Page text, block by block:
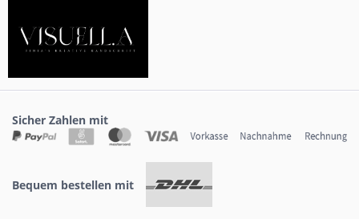
Sicher Zahlen mit
Bequem bestellen mit